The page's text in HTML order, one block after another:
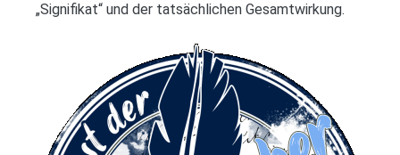
„Signifikat“ und der tatsächlichen Gesamtwirkung.